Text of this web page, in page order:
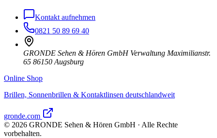
Kontakt aufnehmen
0821 50 89 69 40
GRONDE Sehen & Hören GmbH Verwaltung Maximilianstr.
65 86150 Augsburg
Online Shop
Brillen, Sonnenbrillen & Kontaktlinsen deutschlandweit
gronde.com
© 2026 GRONDE Sehen & Hören GmbH · Alle Rechte
vorbehalten.